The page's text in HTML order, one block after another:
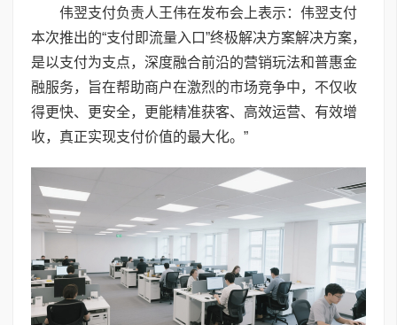
伟翌支付负责人王伟在发布会上表示：伟翌支付
本次推出的“支付即流量入口”终极解决方案解决方案，
是以支付为支点，深度融合前沿的营销玩法和普惠金
融服务，旨在帮助商户在激烈的市场竞争中，不仅收
得更快、更安全，更能精准获客、高效运营、有效增
收，真正实现支付价值的最大化。”